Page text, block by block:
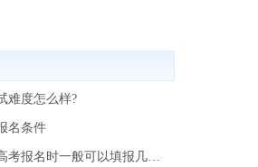
难度怎么样?
名条件
2025年江西成人高考报名时一般可以填报几个志愿?